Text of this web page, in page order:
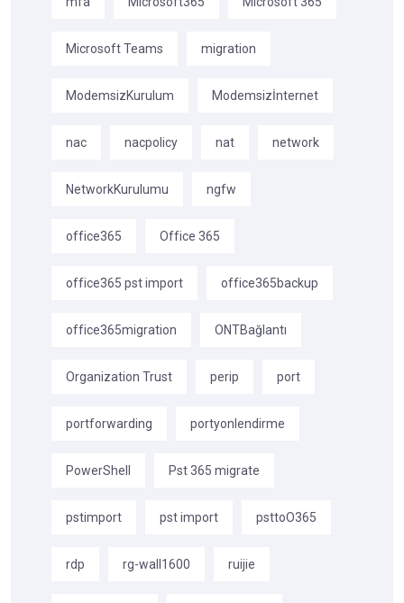
Microsoft Teams migration
ModemsizKurulum Modemsizİnternet
nac nacpolicy nat network
NetworkKurulumu ngfw
office365 Office 365
office365 pst import office365backup
office365migration ONTBağlantı
Organization Trust perip port
portforwarding portyonlendirme
PowerShell Pst 365 migrate
pstimport pst import psttoO365
rdp rg-wall1600 ruijie